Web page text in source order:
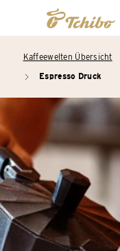
Kaffeewelten Übersicht
arrow_right Espresso Druck